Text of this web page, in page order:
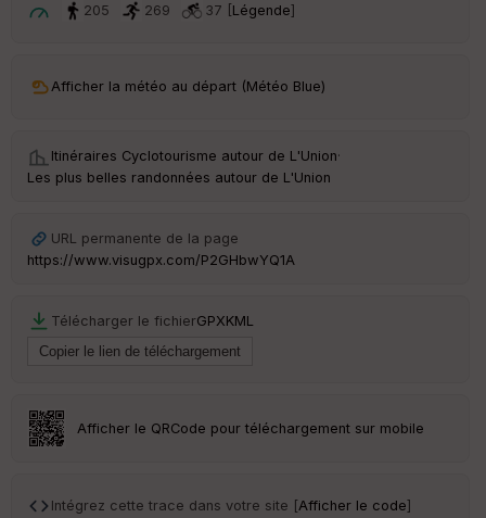
205 269 37 [ Légende]
Afficher la météo au départ (Météo Blue)
Itinéraires Cyclotourisme autour de L'Union·
Les plus belles randonnées autour de L'Union
URL permanente de la page
https://www.visugpx.com/P2GHbwYQ1A
Télécharger le fichierGPXKML
Afficher le QRCode pour téléchargement sur mobile
Intégrez cette trace dans votre site [Afficher le code]